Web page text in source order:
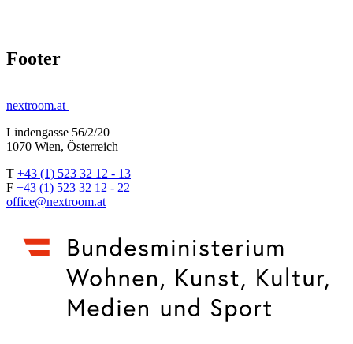
Footer
nextroom.at
Lindengasse 56/2/20
1070 Wien, Österreich
T +43 (1) 523 32 12 - 13
F +43 (1) 523 32 12 - 22
office@nextroom.at